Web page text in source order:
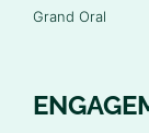
Grand Oral